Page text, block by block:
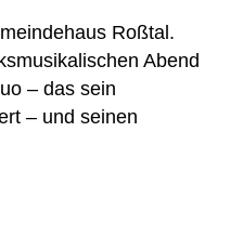
Roßtal.
Abend
– das sein
– und seinen